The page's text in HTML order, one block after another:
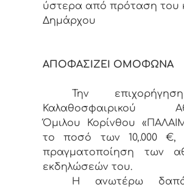
ύστερα από πρόταση του
Δημάρχου
ΑΠΟΦΑΣΙΖΕΙ ΟΜΟΦΩΝΑ
Την
Καλαθοσφαιρικού
Όμιλου Κορίνθου
το ποσό των 10,.000 €,
πραγματοποίηση των
εκδηλώσεών του.
Η ανωτέρω